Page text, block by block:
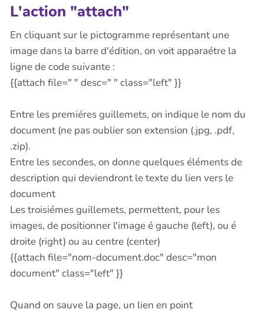
L'action "attach"
En cliquant sur le pictogramme représentant une
image dans la barre d'édition, on voit apparaétre la
ligne de code suivante :
{{attach file=" " desc=" " class="left" }}
Entre les premiéres guillemets, on indique le nom du
document (ne pas oublier son extension (.jpg, .pdf,
.zip).
Entre les secondes, on donne quelques éléments de
description qui deviendront le texte du lien vers le
document
Les troisiémes guillemets, permettent, pour les
images, de positionner l'image é gauche (left), ou é
droite (right) ou au centre (center)
{{attach file="nom-document.doc" desc="mon
document" class="left" }}
Quand on sauve la page, un lien en point